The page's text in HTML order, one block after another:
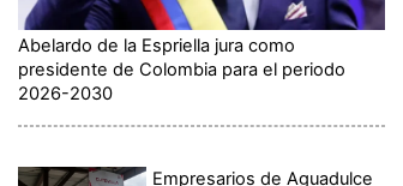
Abelardo de la Espriella jura como
presidente de Colombia para el periodo
2026-2030
Empresarios de Aguadulce